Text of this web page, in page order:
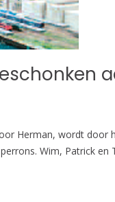
Herman, wordt door
Wim, Patrick